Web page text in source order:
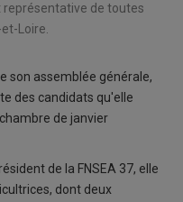
représentative de toutes
Loire.
son assemblée générale,
des candidats qu'elle
de janvier
de la FNSEA 37, elle
dont deux